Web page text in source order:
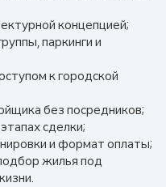
концепцией;
паркинги и
к городской
без посредников;
сделки;
и формат оплаты;
жилья под